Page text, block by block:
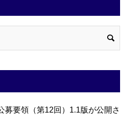
募要領（第12回）1.1版が公開さ